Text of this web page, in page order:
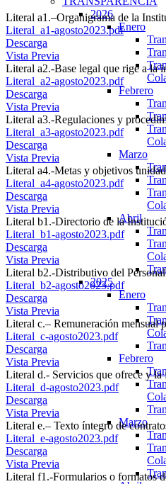
2026
Enero
Febrero
Marzo
Abril
2025
Enero
Febrero
Marzo
Literal a1.–Organigrama de la
Literal_a1-agosto2023.pdf
Descarga
Vista Previa
Literal a2.-Base legal que rige a la
Literal_a2-agosto2023.pdf
Descarga
Vista Previa
Literal a3.-Regulaciones y
Literal_a3-agosto2023.pdf
Descarga
Vista Previa
Literal a4.-Metas y objetivos
Literal_a4-agosto2023.pdf
Descarga
Vista Previa
Literal b1.-Directorio de la
Literal_b1-agosto2023.pdf
Descarga
Vista Previa
Literal b2.-Distributivo del Personal
Literal_b2-agosto2023.pdf
Descarga
Vista Previa
Literal c.– Remuneración mensual
Literal_c-agosto2023.pdf
Descarga
Vista Previa
Literal d.- Servicios que ofrece y la
Literal_d-agosto2023.pdf
Descarga
Vista Previa
Literal e.– Texto íntegro de
Literal_e-agosto2023.pdf
Descarga
Vista Previa
Literal f1.-Formularios o formatos